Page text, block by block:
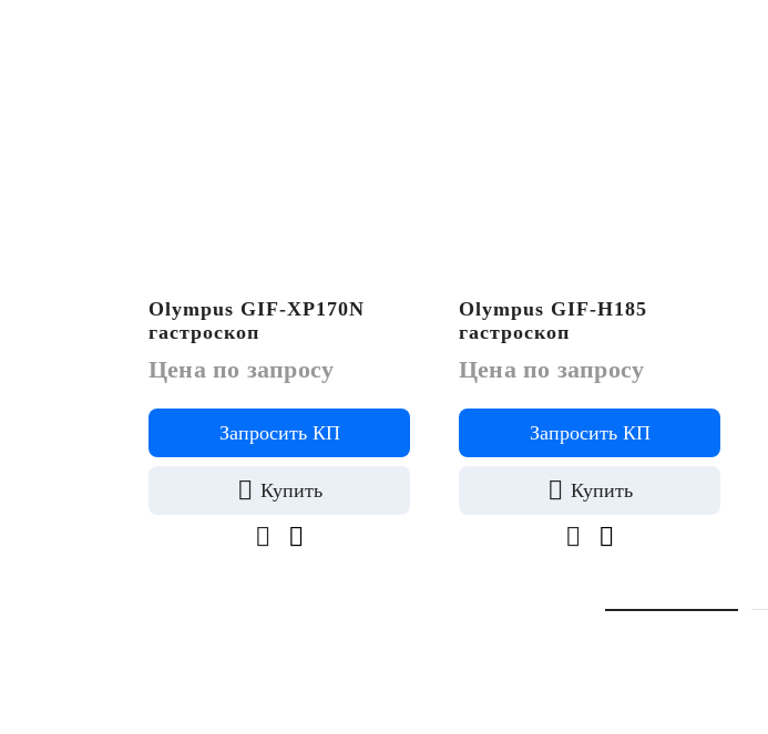
Olympus GIF-XP170N
гастроскоп
Цена по запросу
Запросить КП
Купить
Olympus GIF-H185
гастроскоп
Цена по запросу
Запросить КП
Купить